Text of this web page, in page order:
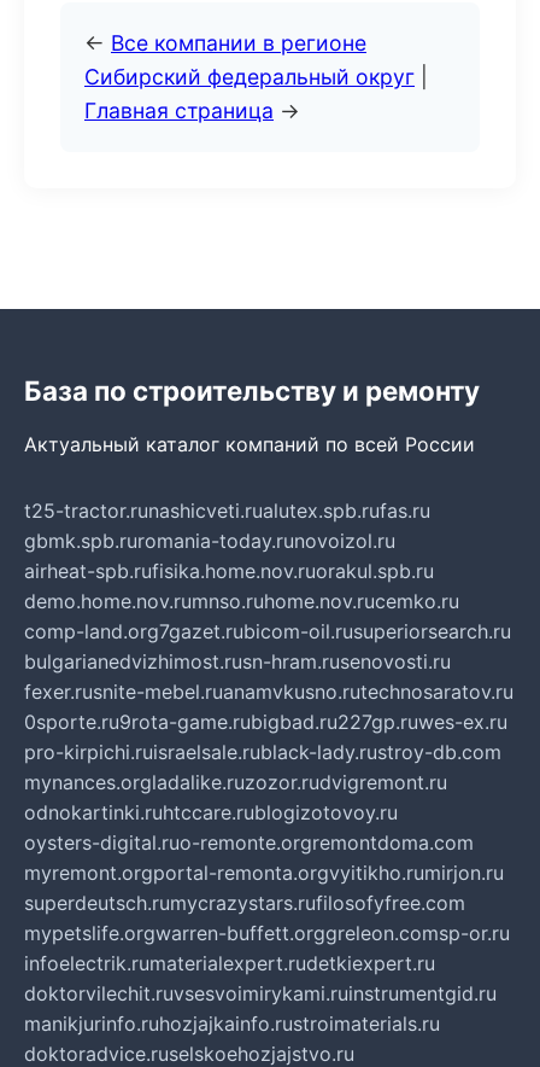
← Все компании в регионе
Сибирский федеральный округ
Главная страница →
База по строительству и ремонту
Актуальный каталог компаний по всей России
t25-tractor.runashicveti.rualutex.spb.rufas.ru
gbmk.spb.ruromania-today.runovoizol.ru
airheat-spb.rufisika.home.nov.ruorakul.spb.ru
demo.home.nov.rumnso.ruhome.nov.rucemko.ru
comp-land.org7gazet.rubicom-oil.rusuperiorsearch.ru
bulgarianedvizhimost.rusn-hram.rusenovosti.ru
fexer.rusnite-mebel.ruanamvkusno.rutechnosaratov.ru
0sporte.ru9rota-game.rubigbad.ru227gp.ruwes-ex.ru
pro-kirpichi.ruisraelsale.rublack-lady.rustroy-db.com
mynances.orgladalike.ruzozor.rudvigremont.ru
odnokartinki.ruhtccare.rublogizotovoy.ru
oysters-digital.ruo-remonte.orgremontdoma.com
myremont.orgportal-remonta.orgvyitikho.rumirjon.ru
superdeutsch.rumycrazystars.rufilosofyfree.com
mypetslife.orgwarren-buffett.orggreleon.comsp-or.ru
infoelectrik.rumaterialexpert.rudetkiexpert.ru
doktorvilechit.ruvsesvoimirykami.ruinstrumentgid.ru
manikjurinfo.ruhozjajkainfo.rustroimaterials.ru
doktoradvice.ruselskoehozjajstvo.ru